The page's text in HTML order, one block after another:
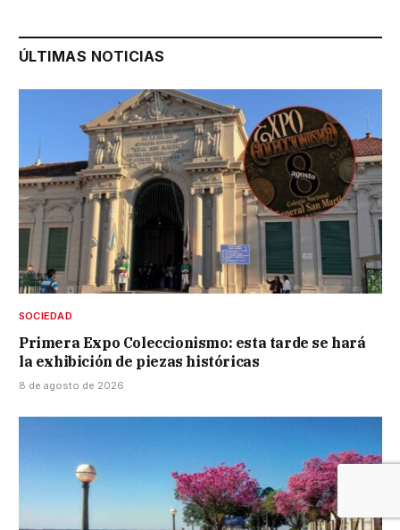
ÚLTIMAS NOTICIAS
SOCIEDAD
Primera Expo Coleccionismo: esta tarde se hará
la exhibición de piezas históricas
8 de agosto de 2026